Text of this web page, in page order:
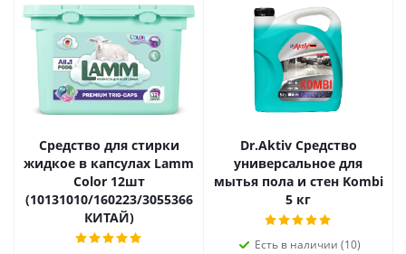
Средство для стирки
жидкое в капсулах Lamm
Color 12шт
(10131010/160223/3055366
КИТАЙ)
Dr.Aktiv Средство
универсальное для
мытья пола и стен Kombi
5 кг
Есть в наличии (10)